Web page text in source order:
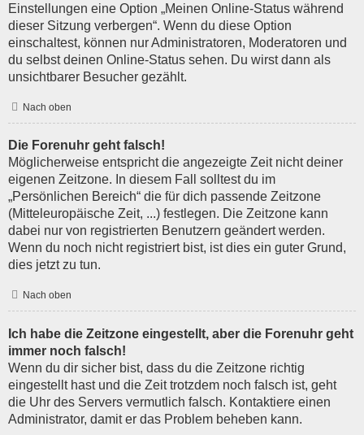
Einstellungen eine Option „Meinen Online-Status während
dieser Sitzung verbergen“. Wenn du diese Option
einschaltest, können nur Administratoren, Moderatoren und
du selbst deinen Online-Status sehen. Du wirst dann als
unsichtbarer Besucher gezählt.
Nach oben
Die Forenuhr geht falsch!
Möglicherweise entspricht die angezeigte Zeit nicht deiner
eigenen Zeitzone. In diesem Fall solltest du im
„Persönlichen Bereich“ die für dich passende Zeitzone
(Mitteleuropäische Zeit, ...) festlegen. Die Zeitzone kann
dabei nur von registrierten Benutzern geändert werden.
Wenn du noch nicht registriert bist, ist dies ein guter Grund,
dies jetzt zu tun.
Nach oben
Ich habe die Zeitzone eingestellt, aber die Forenuhr geht
immer noch falsch!
Wenn du dir sicher bist, dass du die Zeitzone richtig
eingestellt hast und die Zeit trotzdem noch falsch ist, geht
die Uhr des Servers vermutlich falsch. Kontaktiere einen
Administrator, damit er das Problem beheben kann.